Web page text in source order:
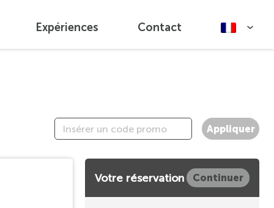
Expériences Contact
Appliquer
Votre réservation Continuer